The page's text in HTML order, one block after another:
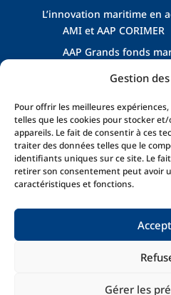
Gestion
Pour offrir les meilleures
telles que les cookies pour stocker
appareils. Le fait de consentir à ces
traiter des données telles que le
identifiants uniques sur ce site. Le
retirer son consentement peut avoir
caractéristiques et fonctions.
Gérer les
L’innovation maritime en
AMI et AAP CORIMER
AAP Grands fonds
Dispositifs Énergies
Les actualités
Politique de